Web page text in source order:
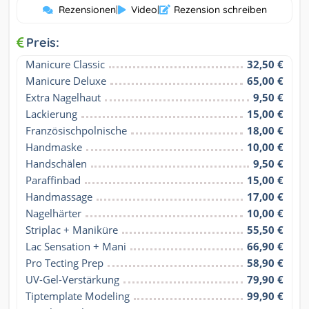
Rezensionen| Video| Rezension schreiben
Preis:
Manicure Classic
32,50 €
Manicure Deluxe
65,00 €
Extra Nagelhaut
9,50 €
Lackierung
15,00 €
Französischpolnische
18,00 €
Handmaske
10,00 €
Handschälen
9,50 €
Paraffinbad
15,00 €
Handmassage
17,00 €
Nagelhärter
10,00 €
Striplac + Maniküre
55,50 €
Lac Sensation + Mani
66,90 €
Pro Tecting Prep
58,90 €
UV-Gel-Verstärkung
79,90 €
Tiptemplate Modeling
99,90 €